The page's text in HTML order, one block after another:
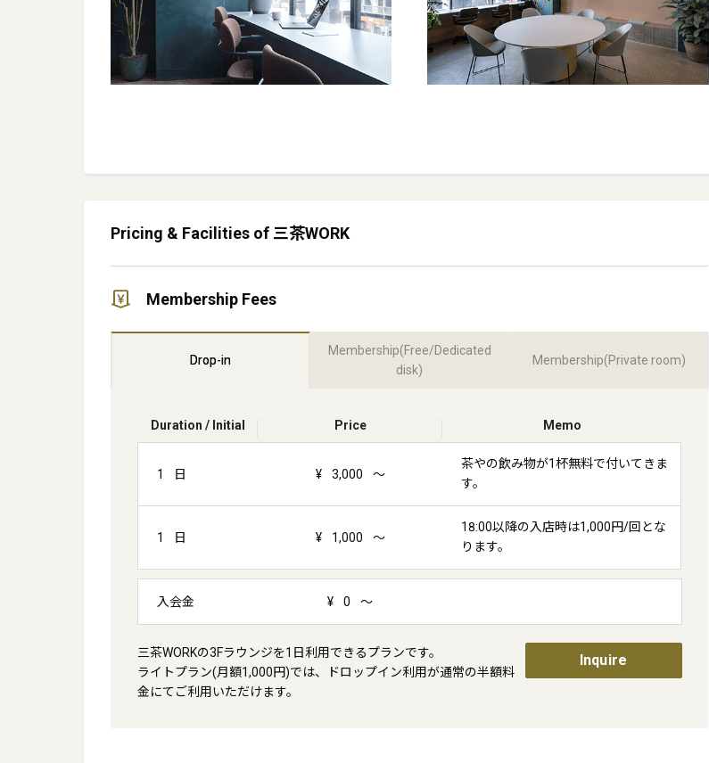
Pricing & Facilities of 三茶WORK
Membership Fees
Drop-in
Membership(Free/Dedicated
disk)
Membership(Private room)
Duration / Initial Price Memo
1 日 ¥ 3,000 ～
茶やの飲み物が1杯無料で付いてきま
す。
1 日 ¥ 1,000 ～
18:00以降の入店時は1,000円/回とな
ります。
入会金 ¥ 0 ～
三茶WORKの3Fラウンジを1日利用できるプランです。
ライトプラン(月額1,000円)では、ドロップイン利用が通常の半額料
金にてご利用いただけます。
Inquire